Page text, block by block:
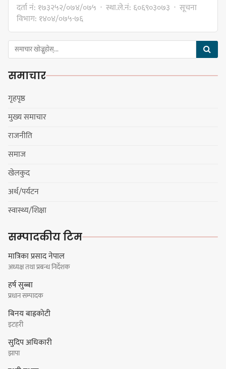
चाम्लिङको चेतावनी
दर्ता नं: १७३२५२/०७४/०७५ · स्था.ले.नं: ६०६९०३०७३ · सूचना
विभाग: १४०४/०७५-७६
समाचार
गृहपृष्ठ
मुख्य समाचार
राजनीति
समाज
खेलकुद
अर्थ/पर्यटन
स्वास्थ्य/शिक्षा
सम्पादकीय टिम
मात्रिका प्रसाद नेपाल
अध्यक्ष तथा प्रबन्ध निर्देशक
हर्ष सुब्बा
प्रधान सम्पादक
बिनय बाह्रकोटी
इटहरी
सुदिप अधिकारी
झापा